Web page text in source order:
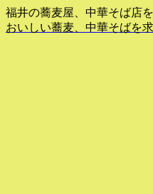
福井の蕎麦屋、中華そば店
おいしい蕎麦、中華そばを